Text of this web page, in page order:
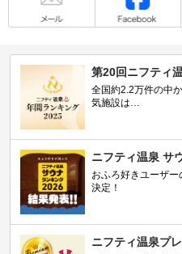
第20回ニフティ
全国約2.2万件の中
気施設は…
ニフティ温泉 サ
おふろ好きユーザ
決定！
ニフティ温泉プ